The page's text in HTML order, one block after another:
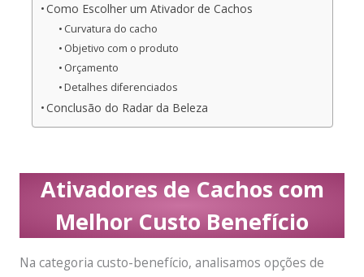
Como Escolher um Ativador de Cachos
Curvatura do cacho
Objetivo com o produto
Orçamento
Detalhes diferenciados
Conclusão do Radar da Beleza
Ativadores de Cachos com
Melhor Custo Benefício
Na categoria custo-benefício, analisamos opções de